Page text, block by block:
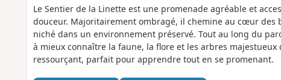
Le Sentier de la Linette est une promenade agréable et
douceur. Majoritairement ombragé, il chemine au cœur des
niché dans un environnement préservé. Tout au long du
à mieux connaître la faune, la flore et les arbres
ressourçant, parfait pour apprendre tout en se promenant.